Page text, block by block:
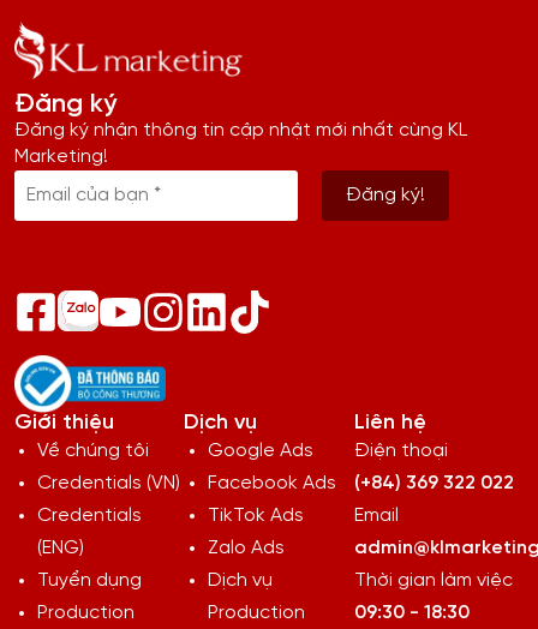
Đăng ký
Đăng ký nhận thông tin cập nhật mới nhất cùng KL
Marketing!
Giới thiệu
Về chúng tôi
Credentials (VN)
Credentials
(ENG)
Tuyển dụng
Production
Dịch vụ
Google Ads
Facebook Ads
TikTok Ads
Zalo Ads
Dịch vụ
Production
Liên hệ
Điện thoại
(+84) 369 322 022
Email
Thời gian làm việc
09:30 - 18:30